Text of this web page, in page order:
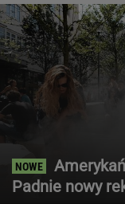
Padnie nowy